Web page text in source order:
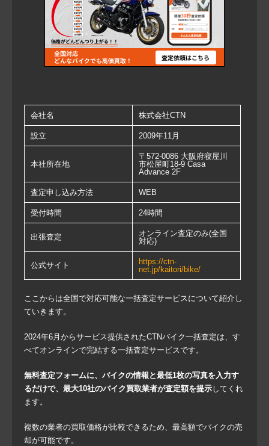
会社名 株式会社CTN
設立 2009年11月
本社所在地
〒572-0086 大阪府寝屋川
市松屋町18-9 Casa
Advance 2F
査定申し込み方法 WEB
受付時間 24時間
出張査定
オンライン査定のみ(全国
対応)
公式サイト
https://ctn-
net.jp/kaitori/bike/
ここからは全国で対応可能な一括査定サービスについて紹介し
ていきます。
2024年6月からサービス提供されたCTNバイク一括査定は、す
べてオンラインで完結する一括査定サービスです。
無料査定フォームに、バイクの情報と最低1枚の写真を入力す
るだけで、最大10社のバイク買取業者が査定額を提示してくれ
ます。
複数の業者の買取価格が比較できるため、最高額でバイクの売
却が可能です。